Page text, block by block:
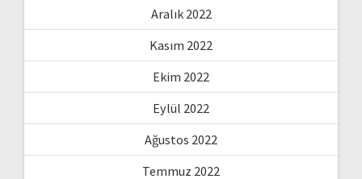
Aralık 2022
Kasım 2022
Ekim 2022
Eylül 2022
Ağustos 2022
Temmuz 2022